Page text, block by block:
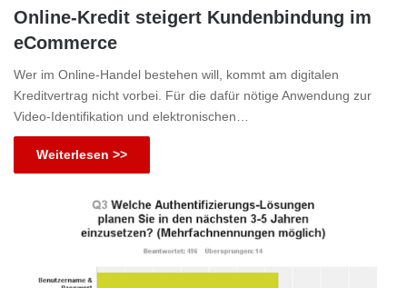
Online-Kredit steigert Kundenbindung im
eCommerce
Wer im Online-Handel bestehen will, kommt am digitalen
Kreditvertrag nicht vorbei. Für die dafür nötige Anwendung zur
Video-Identifikation und elektronischen…
Weiterlesen >>